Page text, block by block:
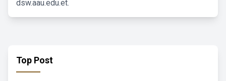
dsw.aau.edu.et.
Top Post